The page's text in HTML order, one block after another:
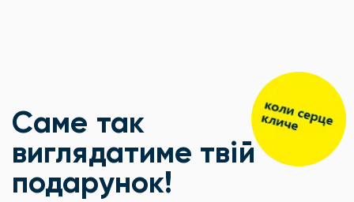
Саме так
виглядатиме твій
подарунок!